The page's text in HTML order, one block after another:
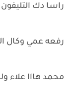
راسا دك
رفعه عمي وكال
محمد هااا علاء